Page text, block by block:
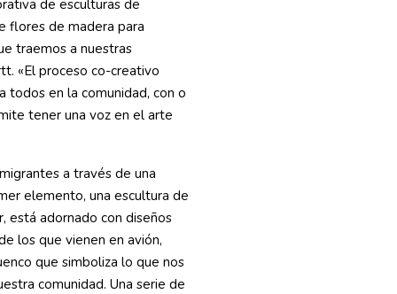
de esculturas de
flores de madera para
traemos a nuestras
«El proceso co-creativo
todos en la comunidad, con o
tener una voz en el arte
a través de una
elemento, una escultura de
está adornado con diseños
los que vienen en avión,
que simboliza lo que nos
comunidad. Una serie de